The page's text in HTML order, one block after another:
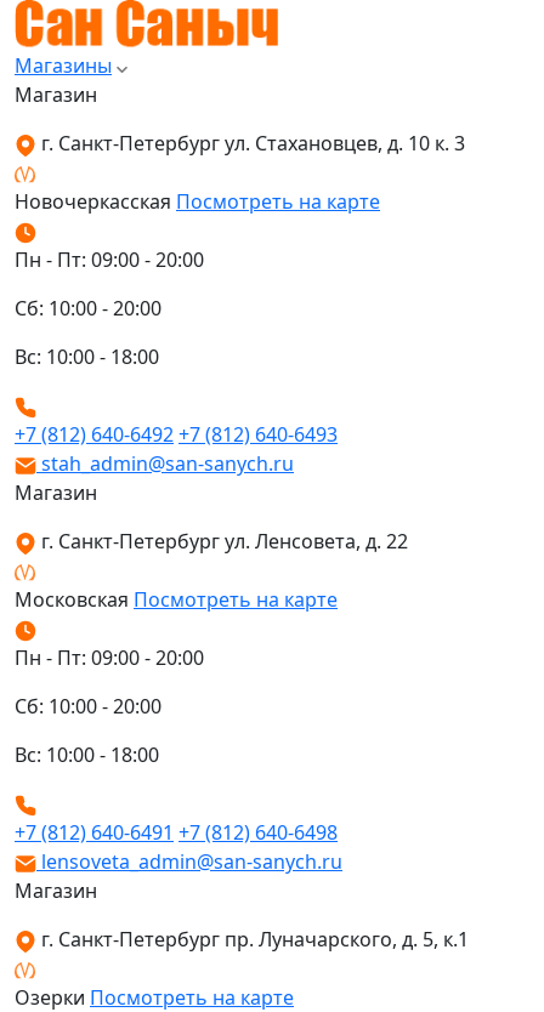
Магазины
Магазин
г. Санкт-Петербург ул. Стахановцев, д. 10 к. 3
Новочеркасская Посмотреть на карте
Пн - Пт: 09:00 - 20:00
Сб: 10:00 - 20:00
Вс: 10:00 - 18:00
+7 (812) 640-6492+7 (812) 640-6493
stah_admin@san-sanych.ru
Магазин
г. Санкт-Петербург ул. Ленсовета, д. 22
Московская Посмотреть на карте
Пн - Пт: 09:00 - 20:00
Сб: 10:00 - 20:00
Вс: 10:00 - 18:00
+7 (812) 640-6491 +7 (812) 640-6498
lensoveta_admin@san-sanych.ru
Магазин
г. Санкт-Петербург пр. Луначарского, д. 5, к.1
Озерки Посмотреть на карте